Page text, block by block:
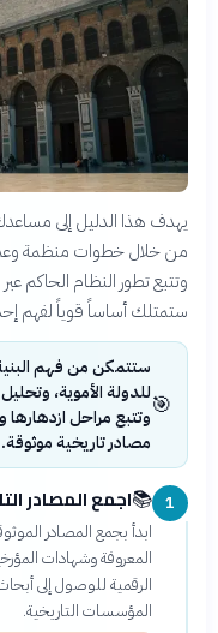
يهدف هذا الدليل إلى مساعدك
من خلال خطوات منظمة
وتتبع تطور النظام الحاكم عبر
ستمتلك أساساً قوياً لفهم
🎯
ستتمكن من فهم البنية
للدولة الأموية،
وتتبع مراحل ازدهارها
مصادر تاريخية موثوقة.
1
📚اجمع المصادر
ابدأ بجمع المصادر
المعروفة وشهادات
الرقمية للوصول إلى
المؤسسات التاريخية.